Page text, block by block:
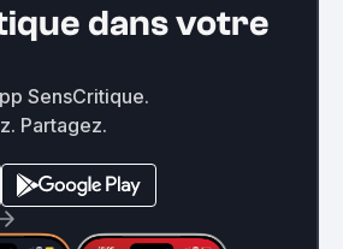
dans votre
SensCritique.
Partagez.